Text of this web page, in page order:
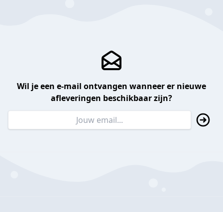
Wil je een e-mail ontvangen wanneer er nieuwe
afleveringen beschikbaar zijn?